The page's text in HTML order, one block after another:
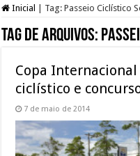
Inicial Tag:Passeio Ciclístico
Tag de arquivos:
Copa
ciclístico e
7 de maio de 2014